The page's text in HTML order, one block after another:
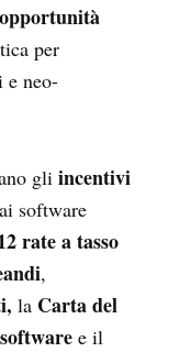
per
e neo-
gli incentivi
software
rate a tasso
,
la Carta del
e il